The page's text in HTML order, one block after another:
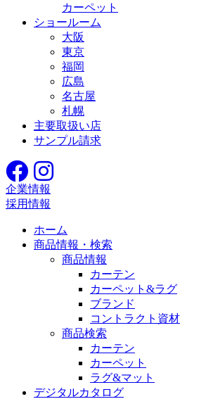
カーペット
ショールーム
大阪
東京
福岡
広島
名古屋
札幌
主要取扱い店
サンプル請求
企業情報
採用情報
ホーム
商品情報・検索
商品情報
カーテン
カーペット&ラグ
ブランド
コントラクト資材
商品検索
カーテン
カーペット
ラグ&マット
デジタルカタログ